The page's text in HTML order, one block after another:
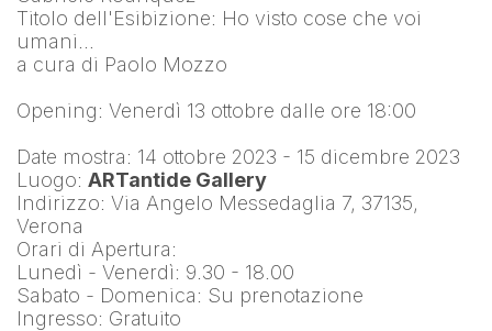
Titolo dell'Esibizione: Ho visto cose che voi
umani…
a cura di Paolo Mozzo
Opening: Venerdì 13 ottobre dalle ore 18:00
Date mostra: 14 ottobre 2023 - 15 dicembre 2023
Luogo: ARTantide Gallery
Indirizzo: Via Angelo Messedaglia 7, 37135,
Verona
Orari di Apertura:
Lunedì - Venerdì: 9.30 - 18.00
Sabato - Domenica: Su prenotazione
Ingresso: Gratuito